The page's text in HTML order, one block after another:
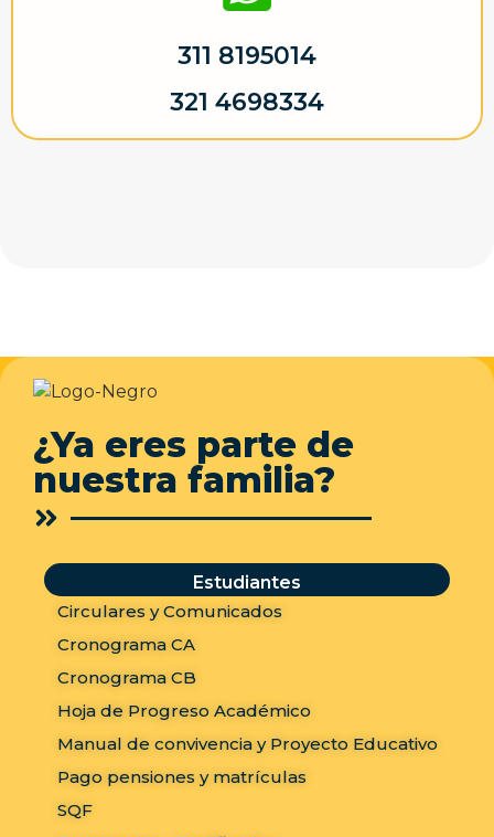
311 8195014
321 4698334
¿Ya eres parte de
nuestra familia?
Estudiantes
Circulares y Comunicados
Cronograma CA
Cronograma CB
Hoja de Progreso Académico
Manual de convivencia y Proyecto Educativo
Pago pensiones y matrículas
SQF